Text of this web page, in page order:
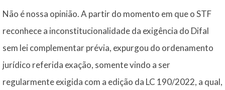
Não é nossa opinião. A partir do momento em que o STF
reconhece a inconstitucionalidade da exigência do Difal
sem lei complementar prévia, expurgou do ordenamento
jurídico referida exação, somente vindo a ser
regularmente exigida com a edição da LC 190/2022, a qual,